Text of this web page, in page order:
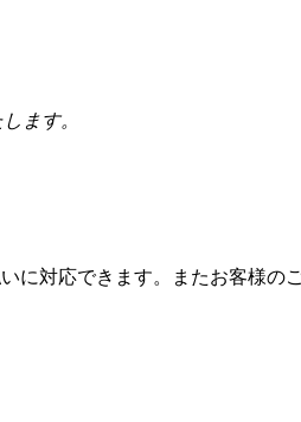
ます。
に対応できます。またお客様の